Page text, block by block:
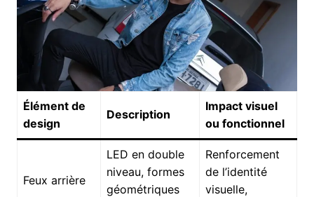
Élément de
design
Description
Impact visuel
ou fonctionnel
Feux arrière
LED en double
niveau, formes
géométriques
Renforcement
de l’identité
visuelle,